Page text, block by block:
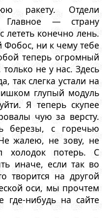
ракету. Отдели
Главное — страну
лететь конечно лень.
Фобос, ни к чему тебе
теперь огромный
не у нас. Здесь
так слегка устали на
глупый модуль
Я теперь скупее
чую за версту.
березы, с горечью
жалею, не зову, не
холодок потерь. С
иначе, если так во
творится на другой
оси, мы прочтем
где-нибудь на сайте